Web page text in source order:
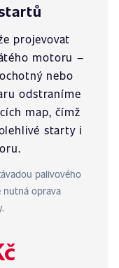
projevovat
motoru –
nebo
odstraníme
map, čímž
starty i
palivového
nutná oprava